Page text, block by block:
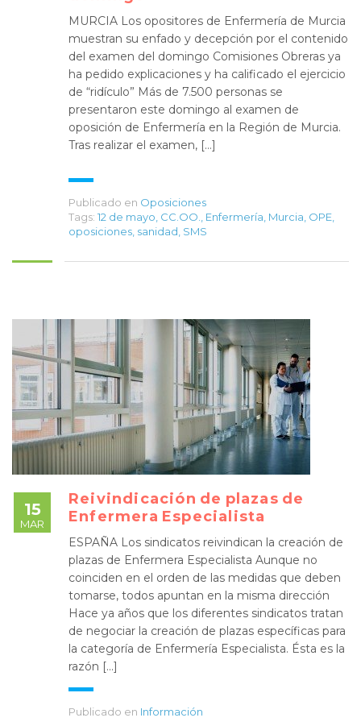
MURCIA Los opositores de Enfermería de Murcia
muestran su enfado y decepción por el contenido
del examen del domingo Comisiones Obreras ya
ha pedido explicaciones y ha calificado el ejercicio
de “ridículo” Más de 7.500 personas se
presentaron este domingo al examen de
oposición de Enfermería en la Región de Murcia.
Tras realizar el examen, […]
Publicado en Oposiciones
Tags: 12 de mayo CC.OO. Enfermería Murcia OPE
oposiciones sanidad SMS
15
MAR
Reivindicación de plazas de
Enfermera Especialista
ESPAÑA Los sindicatos reivindican la creación de
plazas de Enfermera Especialista Aunque no
coinciden en el orden de las medidas que deben
tomarse, todos apuntan en la misma dirección
Hace ya años que los diferentes sindicatos tratan
de negociar la creación de plazas específicas para
la categoría de Enfermería Especialista. Ésta es la
razón [...]
Publicado en Información